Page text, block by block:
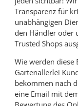
Transparenz für
unabhängigen
den Händler oder
Trusted Shops
Wie werden diese
Gartenallerlei
bekommen nach
eine Email mit